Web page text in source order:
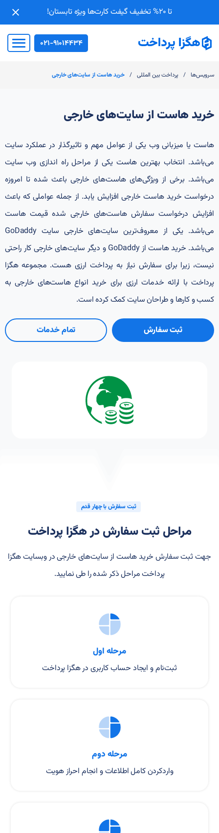
تا 20% تخفیف گیفت کارت‌ها ویژه تابستان!
021-91014434
سرویس‌ها / پرداخت بین المللی / خرید هاست از سایت‌های خارجی
خرید هاست از سایت‌های خارجی
هاست یا میزبانی وب یکی از عوامل مهم و تاثیرگذار در عملکرد سایت
می‌باشد. انتخاب بهترین هاست یکی از مراحل راه اندازی وب سایت
می‌باشد. برخی از ویژگی‌های هاست‌های خارجی باعث شده تا امروزه
درخواست خرید هاست خارجی افزایش یابد. از جمله عواملی که باعث
افزایش درخواست سفارش هاست‌های خارجی شده قیمت هاست
می‌باشد. یکی از معروف‌ترین سایت‌های خارجی سایت GoDaddy
می‌باشد. خرید هاست از GoDaddy و دیگر سایت‌های خارجی کار راحتی
نیست، زیرا برای سفارش نیاز به پرداخت ارزی هست. مجموعه هگزا
پرداخت با ارائه خدمات ارزی برای خرید انواع هاست‌های خارجی به
کسب و کارها و طراحان سایت کمک کرده است.
ثبت سفارش تمام خدمات
ثبت سفارش با چهار قدم
مراحل ثبت سفارش در هگزا پرداخت
جهت ثبت سفارش خرید هاست از سایت‌های خارجی در وبسایت هگزا
پرداخت مراحل ذکر شده را طی نمایید.
مرحله اول
ثبت‌نام و ایجاد حساب کاربری در هگزا پرداخت
مرحله دوم
واردکردن کامل اطلاعات و انجام احراز هویت